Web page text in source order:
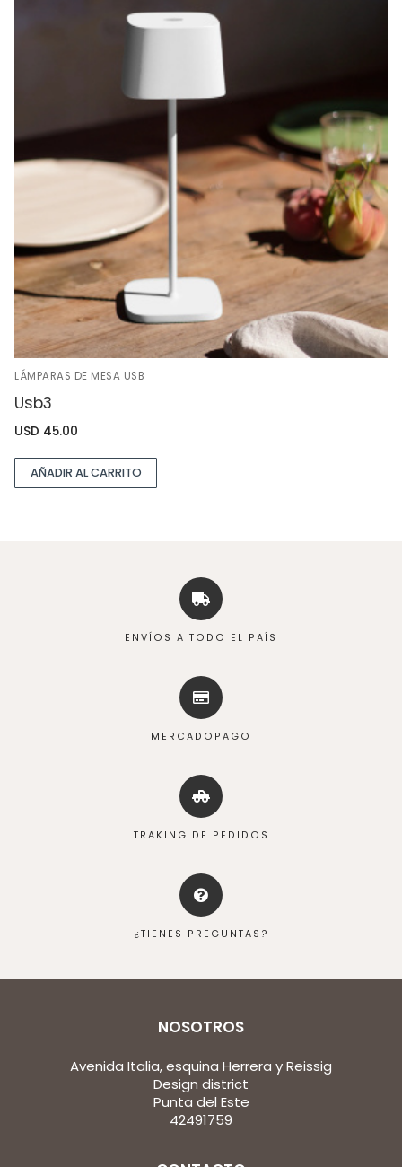
LÁMPARAS DE MESA USB
Usb3
USD 45.00
AÑADIR AL CARRITO
ENVÍOS A TODO EL PAÍS
MERCADOPAGO
TRAKING DE PEDIDOS
¿TIENES PREGUNTAS?
NOSOTROS
Avenida Italia, esquina Herrera y Reissig
Design district
Punta del Este
42491759